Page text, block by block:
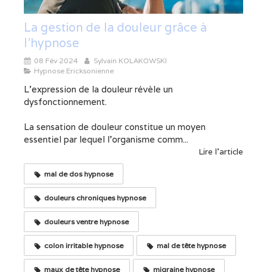
La gestion de la douleur grâce à
l'hypnose
08 Fév 2024
Sylvain KOLAKOWSKI
Hypnose Ericksonienne
L'expression de la douleur révèle un
dysfonctionnement.
La sensation de douleur constitue un moyen
essentiel par lequel l'organisme comm...
Lire l'article
mal de dos hypnose
douleurs chroniques hypnose
douleurs ventre hypnose
colon irritable hypnose mal de tête hypnose
maux de tête hypnose migraine hypnose